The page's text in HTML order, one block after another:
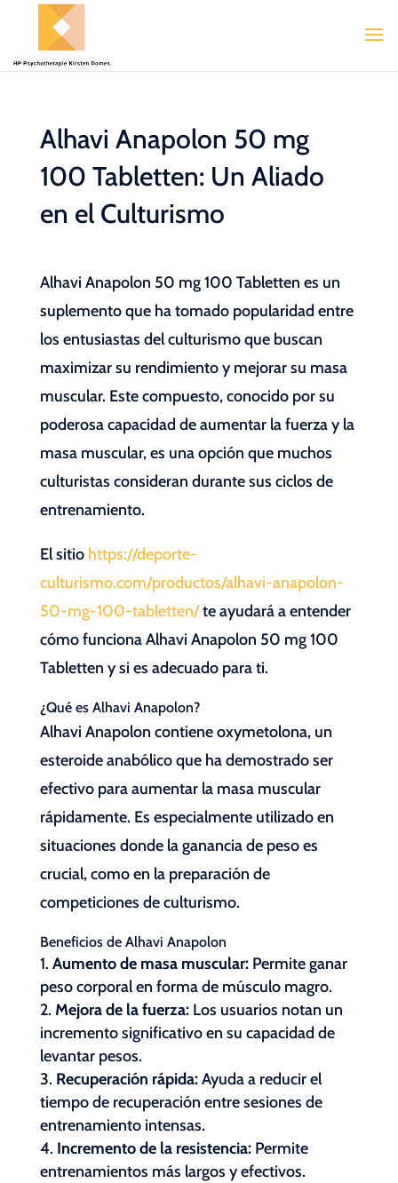
Alhavi Anapolon 50 mg
100 Tabletten: Un Aliado
en el Culturismo
Alhavi Anapolon 50 mg 100 Tabletten es un
suplemento que ha tomado popularidad entre
los entusiastas del culturismo que buscan
maximizar su rendimiento y mejorar su masa
muscular. Este compuesto, conocido por su
poderosa capacidad de aumentar la fuerza y la
masa muscular, es una opción que muchos
culturistas consideran durante sus ciclos de
entrenamiento.
El sitio https://deporte-
culturismo.com/productos/alhavi-anapolon-
50-mg-100-tabletten/te ayudará a entender
cómo funciona Alhavi Anapolon 50 mg 100
Tabletten y si es adecuado para ti.
¿Qué es Alhavi Anapolon?
Alhavi Anapolon contiene oxymetolona, un
esteroide anabólico que ha demostrado ser
efectivo para aumentar la masa muscular
rápidamente. Es especialmente utilizado en
situaciones donde la ganancia de peso es
crucial, como en la preparación de
competiciones de culturismo.
Beneficios de Alhavi Anapolon
Aumento de masa muscular:Permite ganar
peso corporal en forma de músculo magro.
Mejora de la fuerza:Los usuarios notan un
incremento significativo en su capacidad de
levantar pesos.
Recuperación rápida:Ayuda a reducir el
tiempo de recuperación entre sesiones de
entrenamiento intensas.
Incremento de la resistencia:Permite
entrenamientos más largos y efectivos.